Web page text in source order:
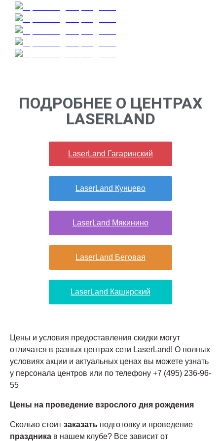
ПОДРОБНЕЕ О ЦЕНТРАХ
LASERLAND
LaserLand Гагаринский
LaserLand Кунцево
LaserLand Мякинино
LaserLand Беговая
LaserLand Каширский
Цены и условия предоставления скидки могут
отличатся в разных центрах сети LaserLand! О полных
условиях акции и актуальных ценах вы можете узнать
у персонала центров или по телефону +7 (495) 236-96-
55
Цены на проведение взрослого дня рождения
Сколько стоит заказать подготовку и проведение
праздника в нашем клубе? Все зависит от